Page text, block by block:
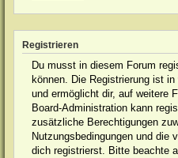
Registrieren
Du musst in diesem Forum
können. Die Registrierung ist
und ermöglicht dir, auf weitere
Board-Administration kann
zusätzliche Berechtigungen
Nutzungsbedingungen und die
dich registrierst. Bitte beachte